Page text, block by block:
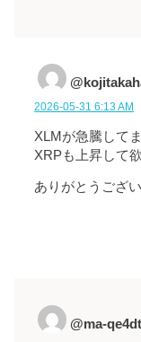
2026-05-31 6:13 AM
XLMが急騰してま
XRPも上昇して
ありがとうござ
@ma-qe4dt